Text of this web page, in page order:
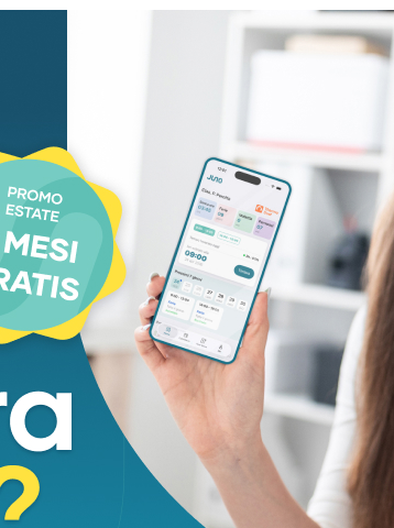
Presenti anche i
al Prato Campus Wee. la
e Massimo Bianchi di Ikp Prato.
Week è un evento che è cresciuto
di una collaborazione, di una
in città tra il comune di Prato, il Pin e
evento che avesse una duplice
e l’interazione tra gli studenti
possibilità di comunicare in modo
a Prato, quindi il suo essere una
conosciuta nel mondo per le sue
concetto non solo nelle produzioni
intendono rafforzare questa
che studiano a Prato. Siamo contenti
riguarda l’ambiente ma